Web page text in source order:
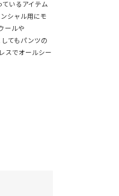
ているアイテム
シャル用にモ
ールや
てもパンツの
スでオールシー